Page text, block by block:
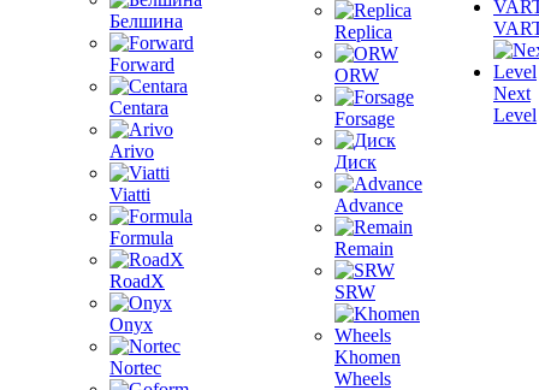
Белшина
Forward
Centara
Arivo
Viatti
Formula
RoadX
Onyx
Nortec
Replica
ORW
Forsage
Диск
Advance
Remain
SRW
Khomen
Wheels
Next
Level